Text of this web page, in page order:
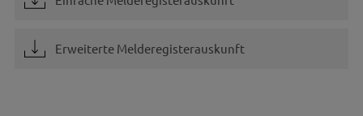
Erweiterte Melderegisterauskunft